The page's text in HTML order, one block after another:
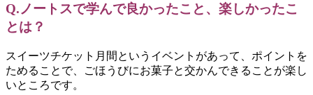
Q.ノートスで学んで良かったこと、楽しかったこ
とは？
スイーツチケット月間というイベントがあって、ポイントを
ためることで、ごほうびにお菓子と交かんできることが楽し
いところです。